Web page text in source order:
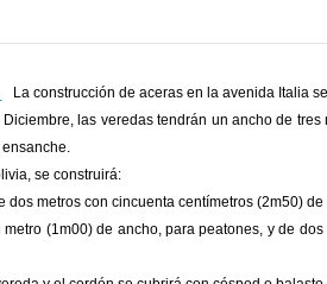
La construcción de aceras en la avenida Italia
las veredas tendrán un ancho de
se construirá:
dos metros con cincuenta centímetros (2m50)
(1m00) de ancho, para peatones, y de